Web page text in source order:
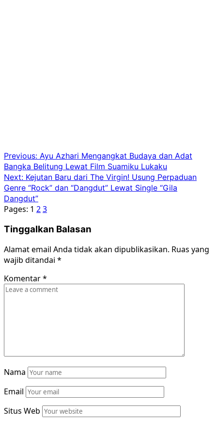
Post
navigation
Previous: Ayu Azhari Mengangkat Budaya dan Adat
Bangka Belitung Lewat Film Suamiku Lukaku
Next: Kejutan Baru dari The Virgin! Usung Perpaduan
Genre “Rock” dan “Dangdut” Lewat Single “Gila
Dangdut”
Pages: 1 23
Tinggalkan Balasan
Alamat email Anda tidak akan dipublikasikan. Ruas yang
wajib ditandai *
Komentar*
Nama
Email
Situs Web